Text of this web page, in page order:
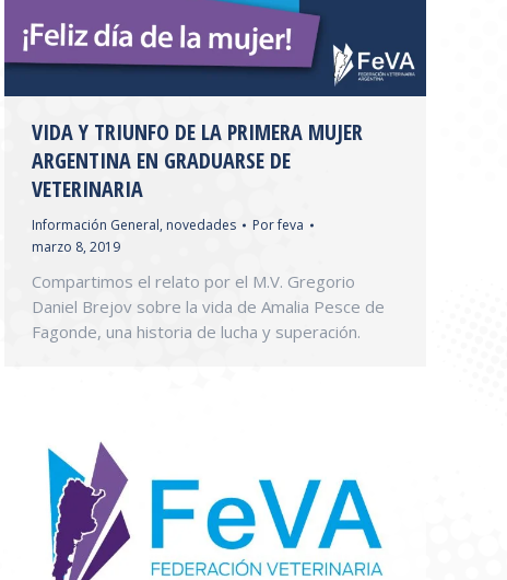
VIDA Y TRIUNFO DE LA PRIMERA MUJER
ARGENTINA EN GRADUARSE DE
VETERINARIA
Información General, novedades Porfeva
marzo 8, 2019
Compartimos el relato por el M.V. Gregorio
Daniel Brejov sobre la vida de Amalia Pesce de
Fagonde, una historia de lucha y superación.